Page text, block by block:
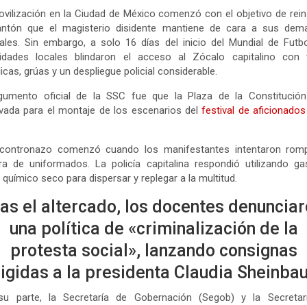
en la Ciudad de México comenzó con el objetivo de
que el magisterio disidente mantiene de cara a sus
Sin embargo, a solo 16 días del inicio del Mundial de
locales blindaron el acceso al Zócalo capitalino con
grúas y un despliegue policial considerable.
oficial de la SSC fue que la Plaza de la
para el montaje de los escenarios delfestival de
comenzó cuando los manifestantes intentaron
de uniformados. La policía capitalina respondió utilizando
seco para dispersar y replegar a la multitud.
el altercado, los docentes
una política de «criminalización de la
protesta social», lanzando consignas
a la presidenta Claudia
parte, la Secretaría de Gobernación (Segob) y la